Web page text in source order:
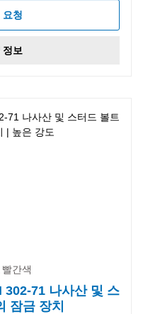
요청
정보
간색
71 나사산 및 스
잠금 장치